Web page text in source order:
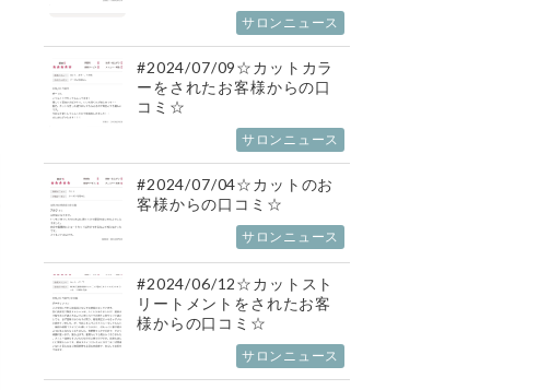
サロンニュース
#2024/07/09☆カットカラ
ーをされたお客様からの口
コミ☆
サロンニュース
#2024/07/04☆カットのお
客様からの口コミ☆
サロンニュース
#2024/06/12☆カットスト
リートメントをされたお客
様からの口コミ☆
サロンニュース